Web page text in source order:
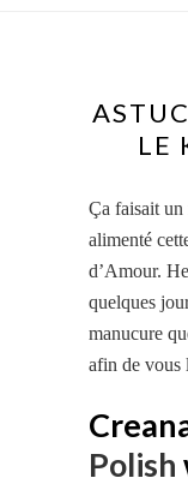
LE
Ça faisait un
alimenté
d’Amour.
quelques
manucure
afin de vous
Polish